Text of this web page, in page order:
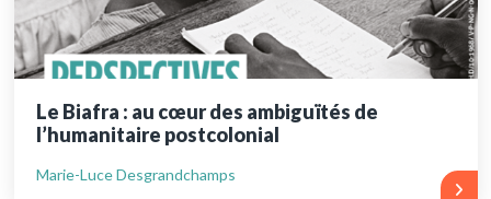
Le Biafra : au cœur des ambiguïtés de
l’humanitaire postcolonial
Marie-Luce Desgrandchamps